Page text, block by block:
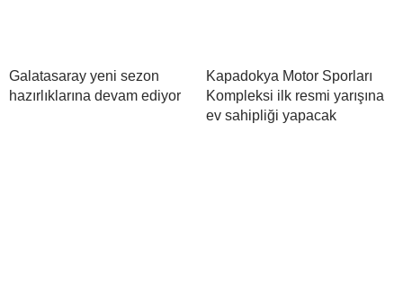
Galatasaray yeni sezon
hazırlıklarına devam ediyor
Kapadokya Motor Sporları
Kompleksi ilk resmi yarışına
ev sahipliği yapacak